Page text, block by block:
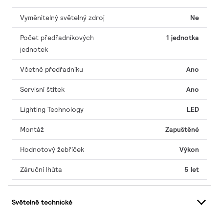
Vyměnitelný světelný zdroj Ne
Počet předřadníkových
jednotek
1 jednotka
Včetně předřadníku Ano
Servisní štítek Ano
Lighting Technology LED
Montáž Zapuštěné
Hodnotový žebříček Výkon
Záruční lhůta 5 let
Světelně technické